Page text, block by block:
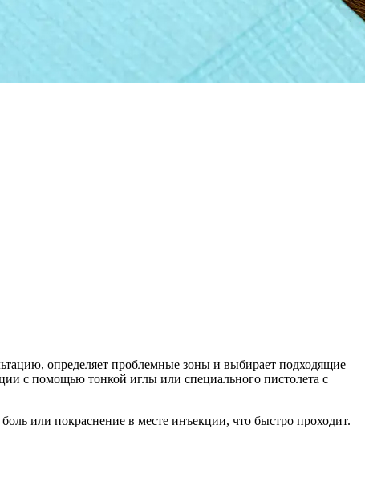
определяет проблемные зоны и выбирает подходящие
с помощью тонкой иглы или специального пистолета с
или покраснение в месте инъекции, что быстро проходит.